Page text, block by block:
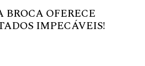
BROCA OFERECE
IMPECÁVEIS!